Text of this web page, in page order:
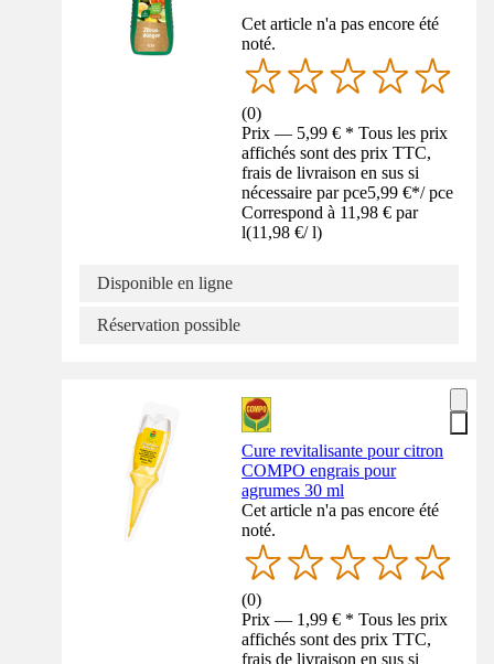
Cet article n'a pas encore été
noté.
(0)
Prix — 5,99 € * Tous les prix
affichés sont des prix TTC,
frais de livraison en sus si
nécessaire par pce5,99 €*/ pce
Correspond à 11,98 € par
l(11,98 €/ l)
Disponible en ligne
Réservation possible
Cure revitalisante pour citron
COMPO engrais pour
agrumes 30 ml
Cet article n'a pas encore été
noté.
(0)
Prix — 1,99 € * Tous les prix
affichés sont des prix TTC,
frais de livraison en sus si